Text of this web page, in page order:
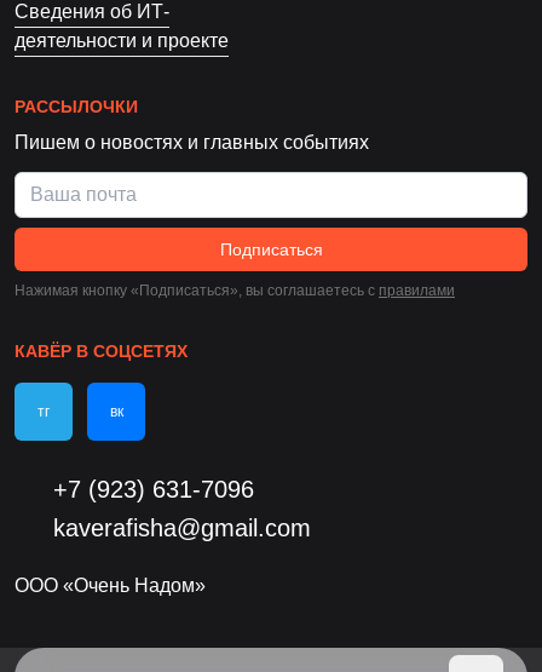
Сведения об ИТ-
деятельности и проекте
РАССЫЛОЧКИ
Пишем о новостях и главных событиях
Подписаться
Нажимая кнопку «Подписаться», вы соглашаетесь c правилами
КАВЁР В СОЦСЕТЯХ
тг вк
+7 (923) 631-7096
kaverafisha@gmail.com
ООО «Очень Надом»